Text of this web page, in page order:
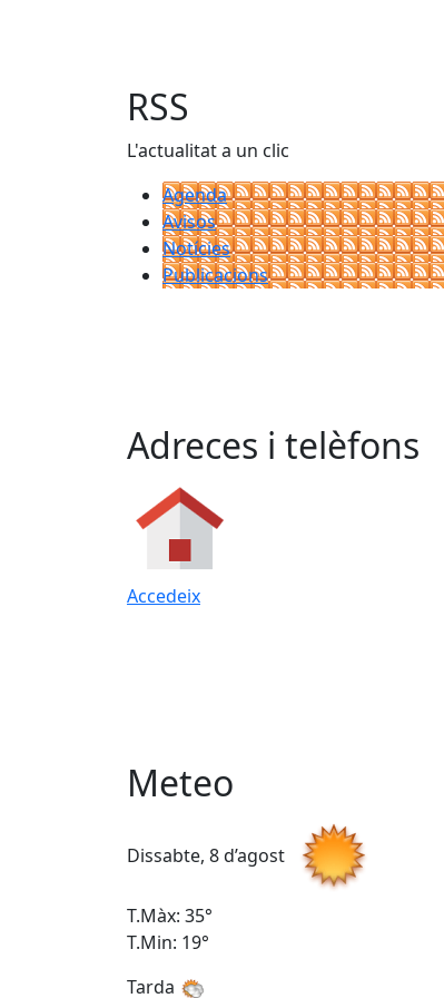
RSS
L'actualitat a un clic
Agenda
Avisos
Notícies
Publicacions
Adreces i telèfons
Accedeix
Meteo
Dissabte, 8 d’agost
T.Màx: 35°
T.Min: 19°
Tarda